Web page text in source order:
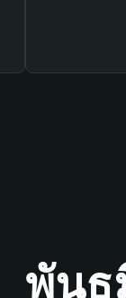
พันธ